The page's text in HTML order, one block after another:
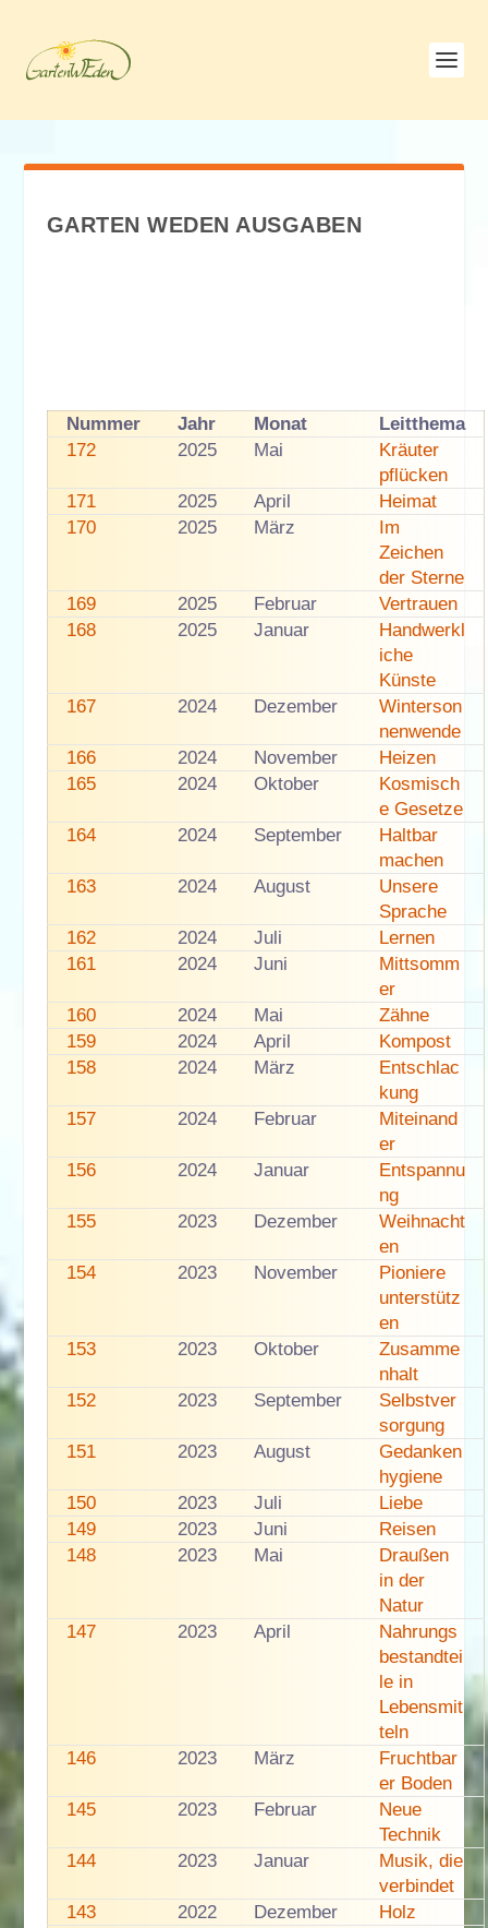
GARTEN WEDEN AUSGABEN
Nummer Jahr Monat
Leitthema
172
2025 Mai
Kräuter
pflücken
171
2025 April
Heimat
170
2025 März
Im
Zeichen
der Sterne
169
2025 Februar
Vertrauen
168
2025 Januar
Handwerkl
iche
Künste
167
2024 Dezember
Winterson
nenwende
166
2024 November
Heizen
165
2024 Oktober
Kosmisch
e Gesetze
164
2024 September
Haltbar
machen
163
2024 August
Unsere
Sprache
162
2024 Juli
Lernen
161
2024 Juni
Mittsomm
er
160
2024 Mai
Zähne
159
2024 April
Kompost
158
2024 März
Entschlac
kung
157
2024 Februar
Miteinand
er
156
2024 Januar
Entspannu
ng
155
2023 Dezember
Weihnacht
en
154
2023 November
Pioniere
unterstütz
en
153
2023 Oktober
Zusamme
nhalt
152
2023 September
Selbstver
sorgung
151
2023 August
Gedanken
hygiene
150
2023 Juli
Liebe
149
2023 Juni
Reisen
148
2023 Mai
Draußen
in der
Natur
147
2023 April
Nahrungs
bestandtei
le in
Lebensmit
teln
146
2023 März
Fruchtbar
er Boden
145
2023 Februar
Neue
Technik
144
2023 Januar
Musik, die
verbindet
143
2022 Dezember
Holz